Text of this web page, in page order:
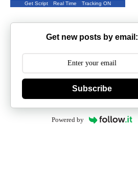
Get Script Real Time Tracking ON
Get new posts by email:
Subscribe
Powered by